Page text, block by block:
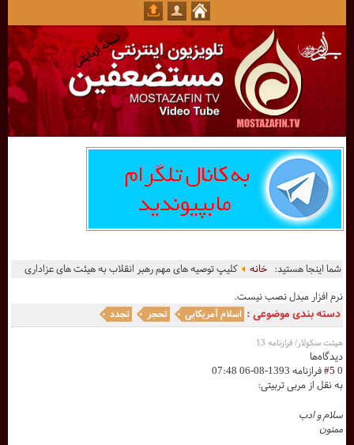
شما اینجا هستید:خانه
کلیپ توصیه های مهم رهبر انقلاب به هیئت های عزاداری
نرم افزار مبدل نصب نیست.
دسته بندی موضوعی : اسلام آمریکایی تحجر تجدد
هیئت سکولار/ فرازنامه 13
دیدگاه‌ها
0
#5فرازنامه 1393-08-06 07:48
به نقل از مربی تربیتی:
سلام و ادب
ممنون